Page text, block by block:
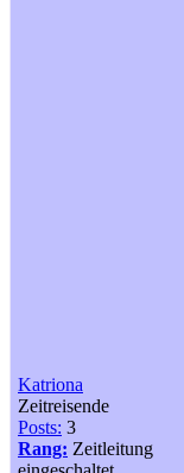
Katriona
Zeitreisende
Posts: 3
Rang: Zeitleitung